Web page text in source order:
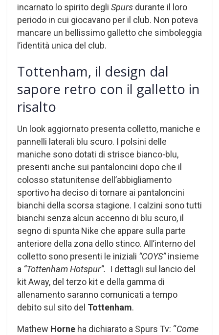
incarnato lo spirito degli Spurs durante il loro
periodo in cui giocavano per il club. Non poteva
mancare un bellissimo galletto che simboleggia
l’identità unica del club.
Tottenham, il design dal
sapore retro con il galletto in
risalto
Un look aggiornato presenta colletto, maniche e
pannelli laterali blu scuro. I polsini delle
maniche sono dotati di strisce bianco-blu,
presenti anche sui pantaloncini dopo che il
colosso statunitense dell’abbigliamento
sportivo ha deciso di tornare ai pantaloncini
bianchi della scorsa stagione. I calzini sono tutti
bianchi senza alcun accenno di blu scuro, il
segno di spunta Nike che appare sulla parte
anteriore della zona dello stinco. All’interno del
colletto sono presenti le iniziali “COYS”insieme
a “Tottenham Hotspur”. I dettagli sul lancio del
kit Away, del terzo kit e della gamma di
allenamento saranno comunicati a tempo
debito sul sito del Tottenham.
Mathew Horne ha dichiarato a Spurs Tv: “Come